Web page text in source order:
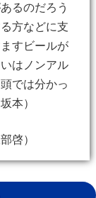
るのだろう
方などに支
すビールが
はノンアル
では分かっ
坂本）
啓）